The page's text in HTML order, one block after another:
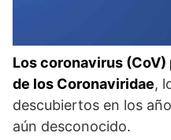
Los coronavirus
de los Coronaviridae,
descubiertos en los
aún desconocido.